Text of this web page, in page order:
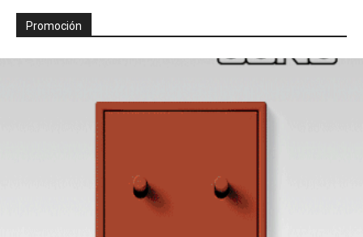
Promoción